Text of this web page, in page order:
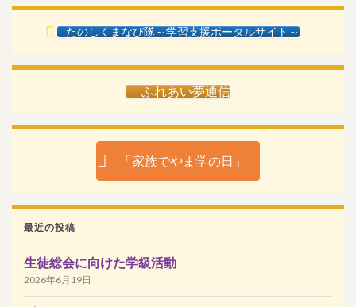
たのしくまなび隊～学習支援ポータルサイト～
ふれあい夢通信
「家族でやま学の日」
最近の投稿
生徒総会に向けた学級活動
2026年6月19日